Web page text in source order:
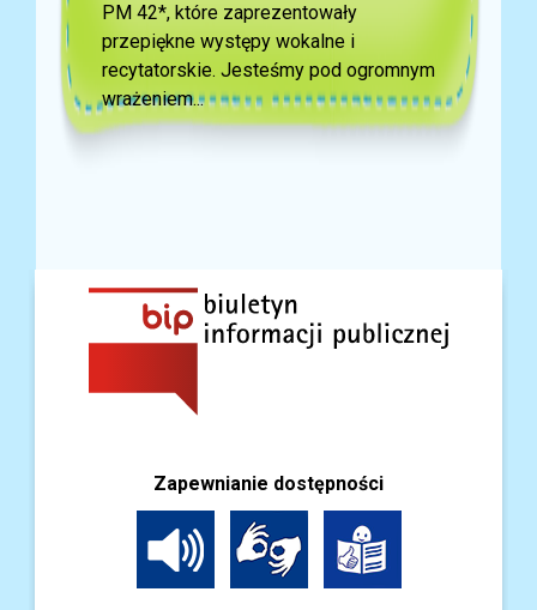
Zapewnianie dostępności
PM 42*, które zaprezentowały
przepiękne występy wokalne i
recytatorskie. Jesteśmy pod ogromnym
wrażeniem...